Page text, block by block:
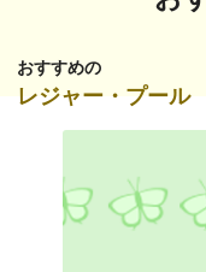
おすすめの
レジャー・プール